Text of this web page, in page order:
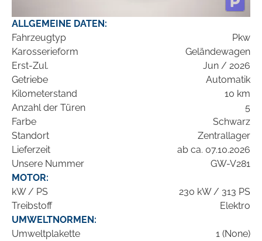
ALLGEMEINE DATEN:
Fahrzeugtyp
Pkw
Karosserieform
Geländewagen
Erst-Zul.
Jun / 2026
Getriebe
Automatik
Kilometerstand
10 km
Anzahl der Türen
5
Farbe
Schwarz
Standort
Zentrallager
Lieferzeit
ab ca. 07.10.2026
Unsere Nummer
GW-V281
MOTOR:
kW / PS
230 kW / 313 PS
Treibstoff
Elektro
UMWELTNORMEN:
Umweltplakette
1 (None)